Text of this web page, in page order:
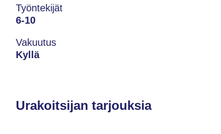
Työntekijät
6-10
Vakuutus
Kyllä
Urakoitsijan tarjouksia